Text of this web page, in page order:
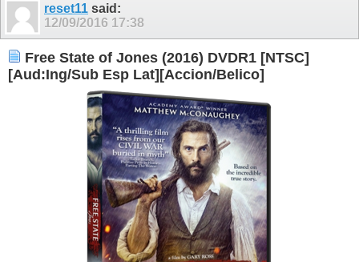
reset11 said:
12/09/2016 17:38
Free State of Jones (2016) DVDR1 [NTSC]
[Aud:Ing/Sub Esp Lat][Accion/Belico]